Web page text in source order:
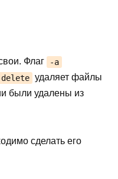
Флаг -a
удаляет файлы
были удалены из
сделать его